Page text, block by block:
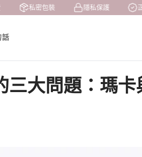
私密包裝 隱私保護 正品
話
三大問題：瑪